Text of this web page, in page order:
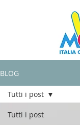
BLOG
Tutti i post
Tutti i post